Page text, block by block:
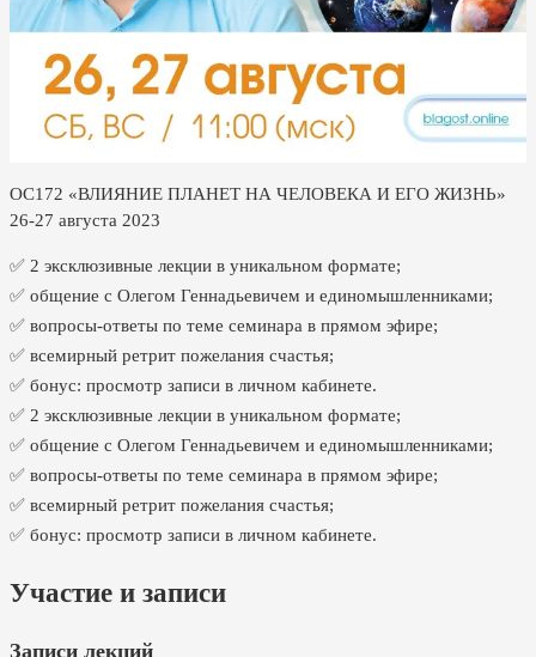
ОС172 «ВЛИЯНИЕ ПЛАНЕТ НА ЧЕЛОВЕКА И ЕГО ЖИЗНЬ»
26-27 августа 2023
✅ 2 эксклюзивные лекции в уникальном формате;
✅ общение с Олегом Геннадьевичем и единомышленниками;
✅ вопросы-ответы по теме семинара в прямом эфире;
✅ всемирный ретрит пожелания счастья;
✅ бонус: просмотр записи в личном кабинете.
✅ 2 эксклюзивные лекции в уникальном формате;
✅ общение с Олегом Геннадьевичем и единомышленниками;
✅ вопросы-ответы по теме семинара в прямом эфире;
✅ всемирный ретрит пожелания счастья;
✅ бонус: просмотр записи в личном кабинете.
Участие и записи
Записи лекций